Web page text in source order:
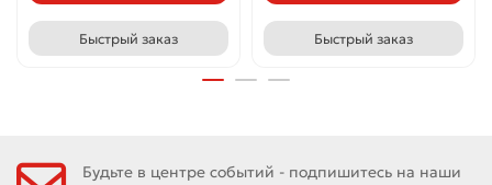
Быстрый заказ Быстрый заказ
Будьте в центре событий - подпишитесь на наши